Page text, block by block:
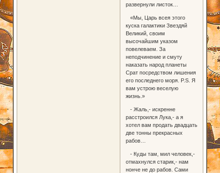
развернули листок…
«Мы, Царь всея этого
куска галактики Звездяй
Великий, своим
высочайшим указом
повелеваем. За
неподчинение и смуту
наказать народ планеты
Срат посредством лишения
его последнего моря. P.S. Я
вам устрою веселую
жизнь.»
- Жаль,- искренне
расстроился Лука,- а я
хотел вам продать двадцать
две тонны прекрасных
рабов…
- Куды там, мил человек,-
отмахнулся старик,- нам
нонче не до рабов. Сами